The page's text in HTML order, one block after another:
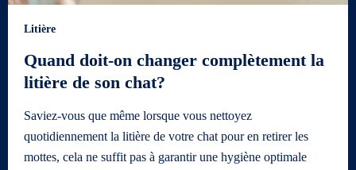
Litière
Quand doit-on changer complètement la
litière de son chat?
Saviez-vous que même lorsque vous nettoyez
quotidiennement la litière de votre chat pour en retirer les
mottes, cela ne suffit pas à garantir une hygiène optimale